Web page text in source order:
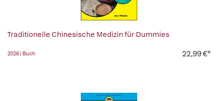
Traditionelle Chinesische Medizin für Dummies
2026 | Buch 22,99 €*